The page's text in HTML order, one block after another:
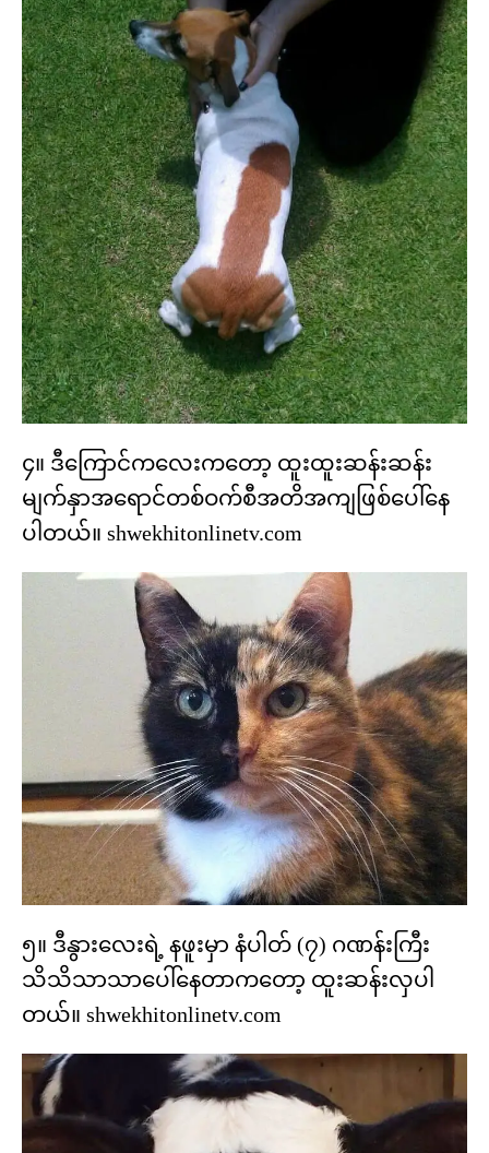
၄။ ဒီကြောင်ကလေးကတော့ ထူးထူးဆန်းဆန်း
မျက်နှာအရောင်တစ်ဝက်စီအတိအကျဖြစ်ပေါ်နေ
ပါတယ်။ shwekhitonlinetv.com
၅။ ဒီနွားလေးရဲ့ နဖူးမှာ နံပါတ် (၇) ဂဏန်းကြီး
သိသိသာသာပေါ်နေတာကတော့ ထူးဆန်းလှပါ
တယ်။ shwekhitonlinetv.com